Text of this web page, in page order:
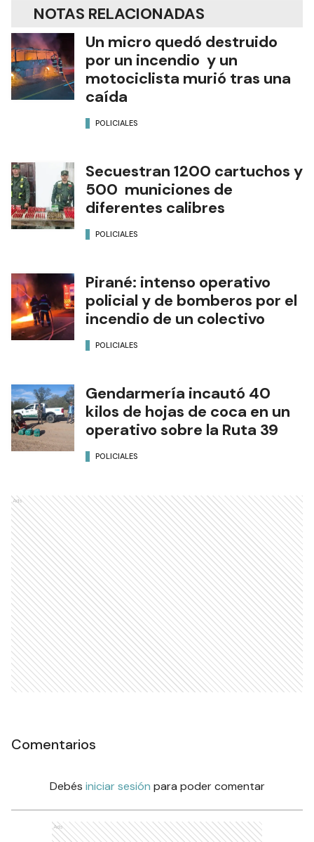
NOTAS RELACIONADAS
Un micro quedó destruido
por un incendio y un
motociclista murió tras una
caída
POLICIALES
Secuestran 1200 cartuchos y
500 municiones de
diferentes calibres
POLICIALES
Pirané: intenso operativo
policial y de bomberos por el
incendio de un colectivo
POLICIALES
Gendarmería incautó 40
kilos de hojas de coca en un
operativo sobre la Ruta 39
POLICIALES
Ads
Comentarios
Debés iniciar sesión para poder comentar
Ads